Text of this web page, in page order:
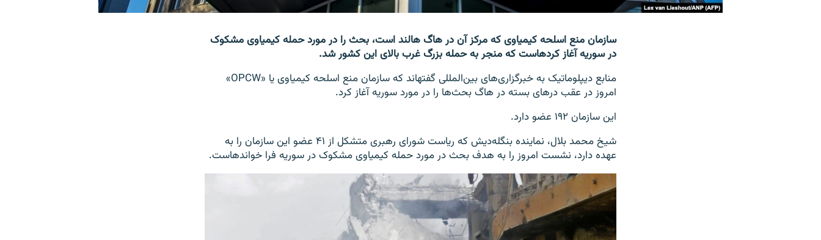
سازمان منع اسلحه کیمیاوی که مرکز آن در هاگ هالند است، بحث را در مورد حمله کیمیاوی مشکوک
در سوریه آغاز کرده‎است که منجر به حمله بزرگ غرب بالای این کشور شد.
منابع دیپلوماتیک به خبرگزاری‌های بین‌المللی گفته‎اند که سازمان منع اسلحه کیمیاوی یا «OPCW»
امروز در عقب درهای بسته در هاگ بحث‌ها را در مورد سوریه آغاز کرد.
این سازمان ۱۹۲ عضو دارد.
شیخ محمد بلال، نماینده بنگله‌دیش که ریاست شورای رهبری متشکل از ۴۱ عضو این سازمان را به
عهده دارد، نشست امروز را به هدف بحث در مورد حمله کیمیاوی مشکوک در سوریه فرا خوانده‎است.